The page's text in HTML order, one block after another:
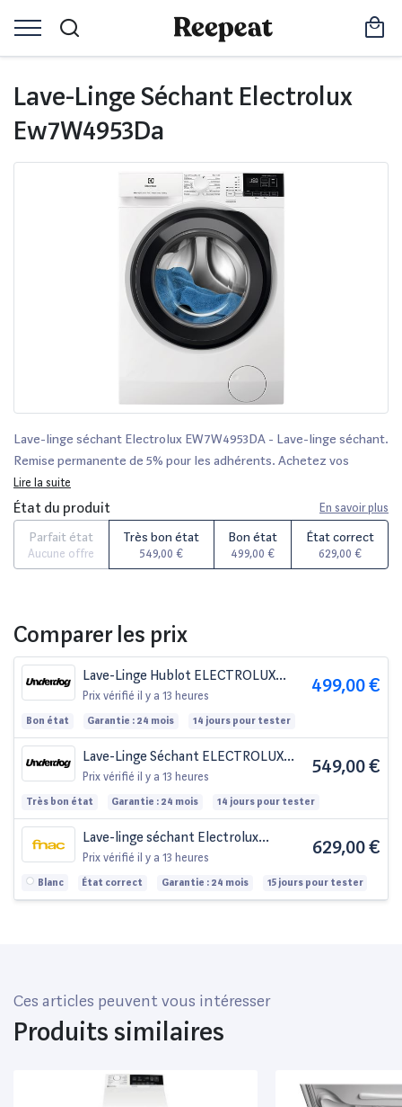
Lave-Linge Séchant Electrolux
Ew7W4953Da
Lave-linge séchant Electrolux EW7W4953DA - Lave-linge séchant.
Remise permanente de 5% pour les adhérents. Achetez vos
produits en ligne parmi un large choix de marques.
Lire la suite
État du produit En savoir plus
Parfait état
Aucune offre
Très bon état
549,00 €
Bon état
499,00 €
État correct
629,00 €
Comparer les prix
Lave-Linge Hublot ELECTROLUX
EW7W4953DAele
Prix vérifié il y a 13 heures 499,00 €
Bon état Garantie : 24 mois 14 jours pour tester
Lave-Linge Séchant ELECTROLUX
EW7W4953DA
Prix vérifié il y a 13 heures 549,00 €
Très bon état Garantie : 24 mois 14 jours pour tester
Lave-linge séchant Electrolux
EW7W4953DA
Prix vérifié il y a 13 heures 629,00 €
Blanc État correct Garantie : 24 mois 15 jours pour tester
Ces articles peuvent vous intéresser
Produits similaires